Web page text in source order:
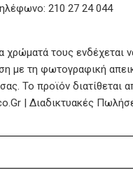
210 27 24 044
χρώματά τους ενδέχεται
με τη φωτογραφική
Το προϊόν διατίθεται
| Διαδικτυακές